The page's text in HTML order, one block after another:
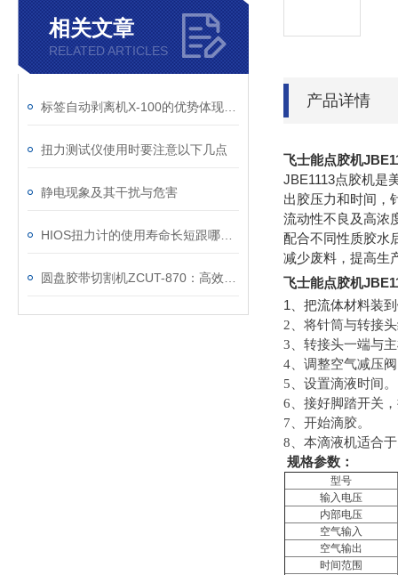
相关文章
RELATED ARTICLES
扭力测试仪使用时要注意以下几点
静电现象及其干扰与危害
产品详情
飞士能点胶机
JBE1113点胶机是
出胶压力和时间，
流动性不良及高浓
配合不同性质胶水
减少废料，提高生
飞士能点胶机
1 、把流体材料装
2 、将针筒与转接
3 、转接头一端与
4 、调整空气减压
5 、设置滴液时间。
6 、接好脚踏开关
7 、开始滴胶。
8 、本滴液机适合
规格参数：
型号
输入电压
内部电压
空气输入
空气输出
时间范围